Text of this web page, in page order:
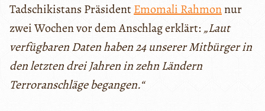
Tadschikistans PräsidentEmomali Rahmonnur
zwei Wochen vor dem Anschlag erklärt: „Laut
verfügbaren Daten haben 24 unserer Mitbürger in
den letzten drei Jahren in zehn Ländern
Terroranschläge begangen.“